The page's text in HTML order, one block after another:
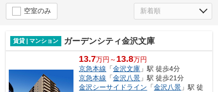
空室のみ
賃貸 | マンション ガーデンシティ金沢文庫
13.7万円～ 13.8万円
京急本線 「金沢文庫 」駅 徒歩4分
京急本線 「金沢八景 」駅 徒歩21分
金沢シーサイドライン 「金沢八景 」駅 徒